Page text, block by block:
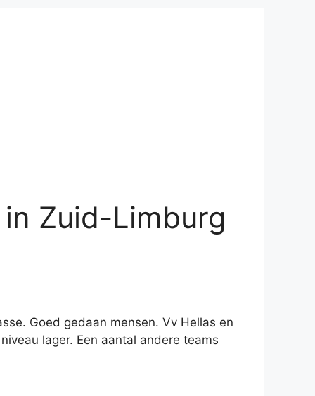
Zuid-Limburg
Goed gedaan mensen. Vv Hellas en
lager. Een aantal andere teams